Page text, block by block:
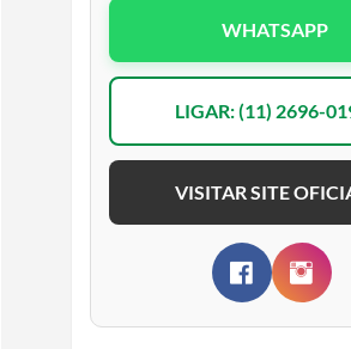
WHATSAPP
LIGAR: (11) 2696-
VISITAR SITE